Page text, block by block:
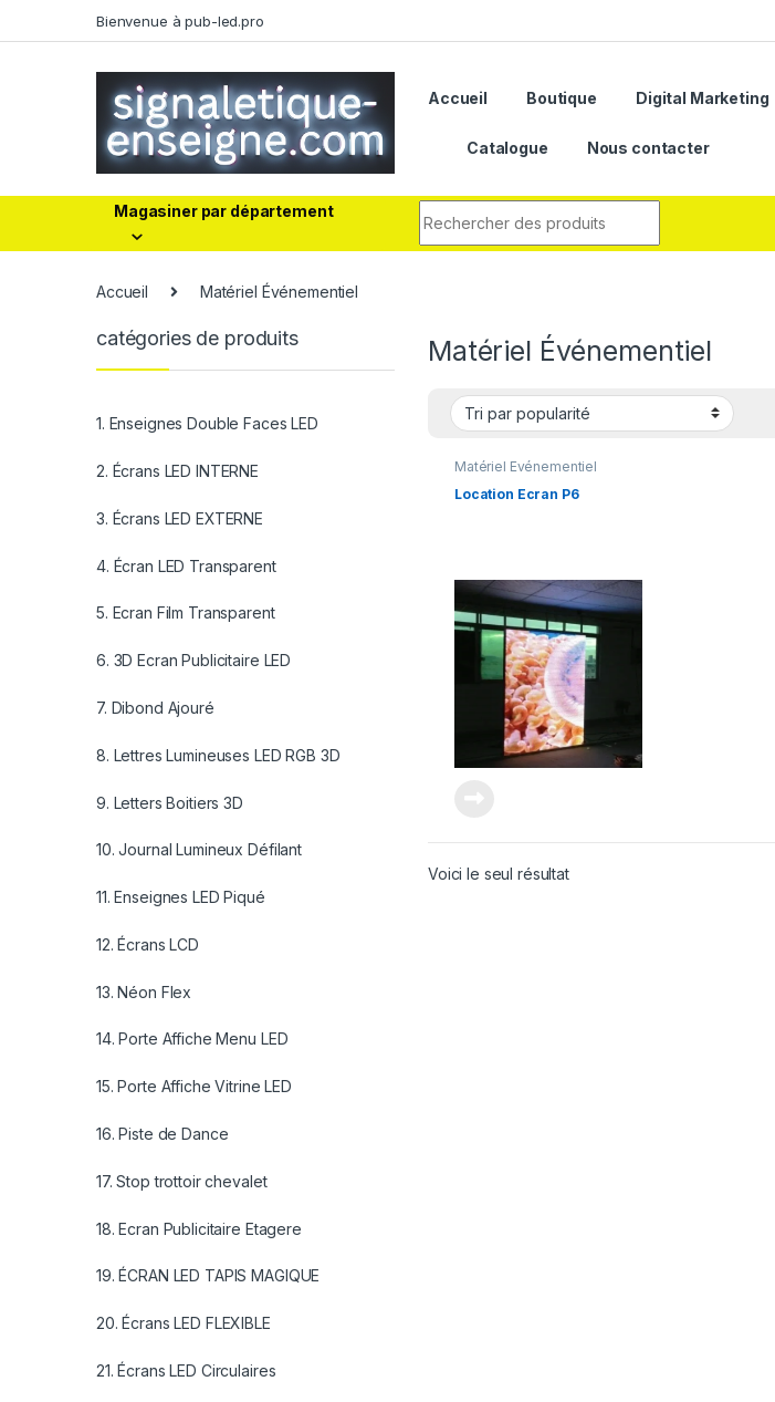
Bienvenue à pub-led.pro
Accueil Boutique Digital Marketing
Catalogue Nous contacter
Magasiner par département
Accueil Matériel Événementiel
Matériel Événementiel
Matériel Événementiel
Location Ecran P6
Voici le seul résultat
catégories de produits
1. Enseignes Double Faces LED
2. Écrans LED INTERNE
3. Écrans LED EXTERNE
4. Écran LED Transparent
5. Ecran Film Transparent
6. 3D Ecran Publicitaire LED
7. Dibond Ajouré
8. Lettres Lumineuses LED RGB 3D
9. Letters Boitiers 3D
10. Journal Lumineux Défilant
11. Enseignes LED Piqué
12. Écrans LCD
13. Néon Flex
14. Porte Affiche Menu LED
15. Porte Affiche Vitrine LED
16. Piste de Dance
17. Stop trottoir chevalet
18. Ecran Publicitaire Etagere
19. ÉCRAN LED TAPIS MAGIQUE
20. Écrans LED FLEXIBLE
21. Écrans LED Circulaires